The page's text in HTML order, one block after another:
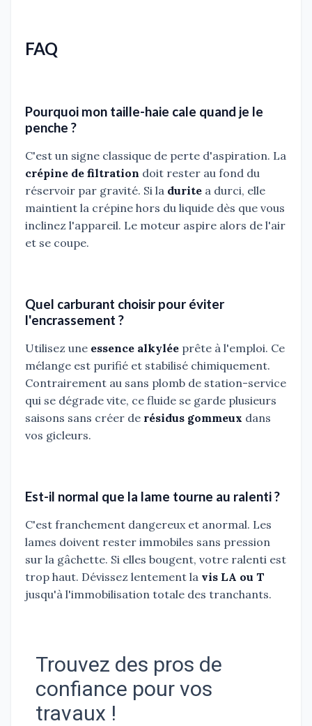
FAQ
Pourquoi mon taille-haie cale quand je le
penche ?
C'est un signe classique de perte d'aspiration. La
crépine de filtration doit rester au fond du
réservoir par gravité. Si la durite a durci, elle
maintient la crépine hors du liquide dès que vous
inclinez l'appareil. Le moteur aspire alors de l'air
et se coupe.
Quel carburant choisir pour éviter
l'encrassement ?
Utilisez une essence alkylée prête à l'emploi. Ce
mélange est purifié et stabilisé chimiquement.
Contrairement au sans plomb de station-service
qui se dégrade vite, ce fluide se garde plusieurs
saisons sans créer de résidus gommeux dans
vos gicleurs.
Est-il normal que la lame tourne au ralenti ?
C'est franchement dangereux et anormal. Les
lames doivent rester immobiles sans pression
sur la gâchette. Si elles bougent, votre ralenti est
trop haut. Dévissez lentement la vis LA ou T
jusqu'à l'immobilisation totale des tranchants.
Trouvez des pros de
confiance pour vos
travaux !